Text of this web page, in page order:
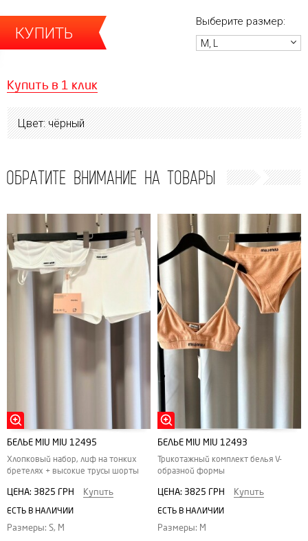
КУПИТЬ
Выберите размер:
M, L
Купить в 1 клик
Цвет: чёрный
ОБРАТИТЕ ВНИМАНИЕ НА ТОВАРЫ
БЕЛЬЕ MIU MIU 12495
Хлопковый набор, лиф на тонких
бретелях + высокие трусы шорты
ЦЕНА: 3825 ГРН Купить
ЕСТЬ В НАЛИЧИИ
Размеры: S, M
БЕЛЬЕ MIU MIU 12493
Трикотажный комплект белья V-
образной формы
ЦЕНА: 3825 ГРН Купить
ЕСТЬ В НАЛИЧИИ
Размеры: M